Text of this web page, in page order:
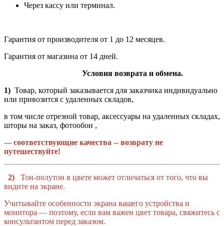
Через кассу или терминал.
Гарантия от производителя от 1 до 12 месяцев.
Гарантия от магазина от 14 дней.
Условия возврата и обмена.
1) Товар, который заказывается для заказчика индивидуально
или привозится с удаленных складов,
в том числе отрезной товар, аксессуары на удаленных складах,
шторы на заказ, фотообои ,
--- соответствующие качества -- возврату не
путешествуйте!
2)
Тон-полутон в цвете может отличаться от того, что вы
видите на экране.
Учитывайте особенности экрана вашего устройства и
монитора — поэтому, если вам важен цвет товара, свяжитесь с
консультантом перед заказом.